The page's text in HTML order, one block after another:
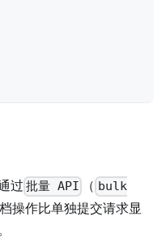
过 批量 API （ bulk
操作比单独提交请求显